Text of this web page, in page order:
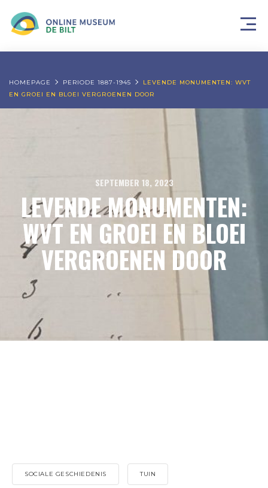
HOMEPAGE PERIODE 1887-1945
LEVENDE MONUMENTEN: WVT
EN GROEI EN BLOEI VERGROENEN DOOR
SEPTEMBER 18, 2023
LEVENDE MONUMENTEN:
WVT EN GROEI EN BLOEI
VERGROENEN DOOR
SOCIALE GESCHIEDENIS TUIN